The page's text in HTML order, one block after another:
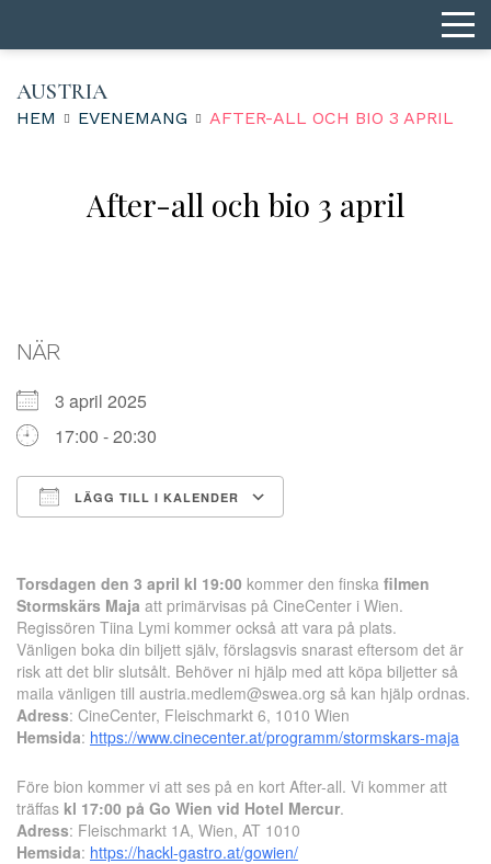
AUSTRIA
HEM EVENEMANG AFTER-ALL OCH BIO 3 APRIL
After-all och bio 3 april
NÄR
3 april 2025
17:00 - 20:30
LÄGG TILL I KALENDER
Torsdagen den 3 april kl 19:00 kommer den finska filmen
Stormskärs Maja att primärvisas på CineCenter i Wien.
Regissören Tiina Lymi kommer också att vara på plats.
Vänligen boka din biljett själv, förslagsvis snarast eftersom det är
risk att det blir slutsålt. Behöver ni hjälp med att köpa biljetter så
maila vänligen till austria.medlem@swea.org så kan hjälp ordnas.
Adress: CineCenter, Fleischmarkt 6, 1010 Wien
Hemsida: https://www.cinecenter.at/programm/stormskars-maja
Före bion kommer vi att ses på en kort After-all. Vi kommer att
träffas kl 17:00 på Go Wien vid Hotel Mercur.
Adress: Fleischmarkt 1A, Wien, AT 1010
Hemsida: https://hackl-gastro.at/gowien/